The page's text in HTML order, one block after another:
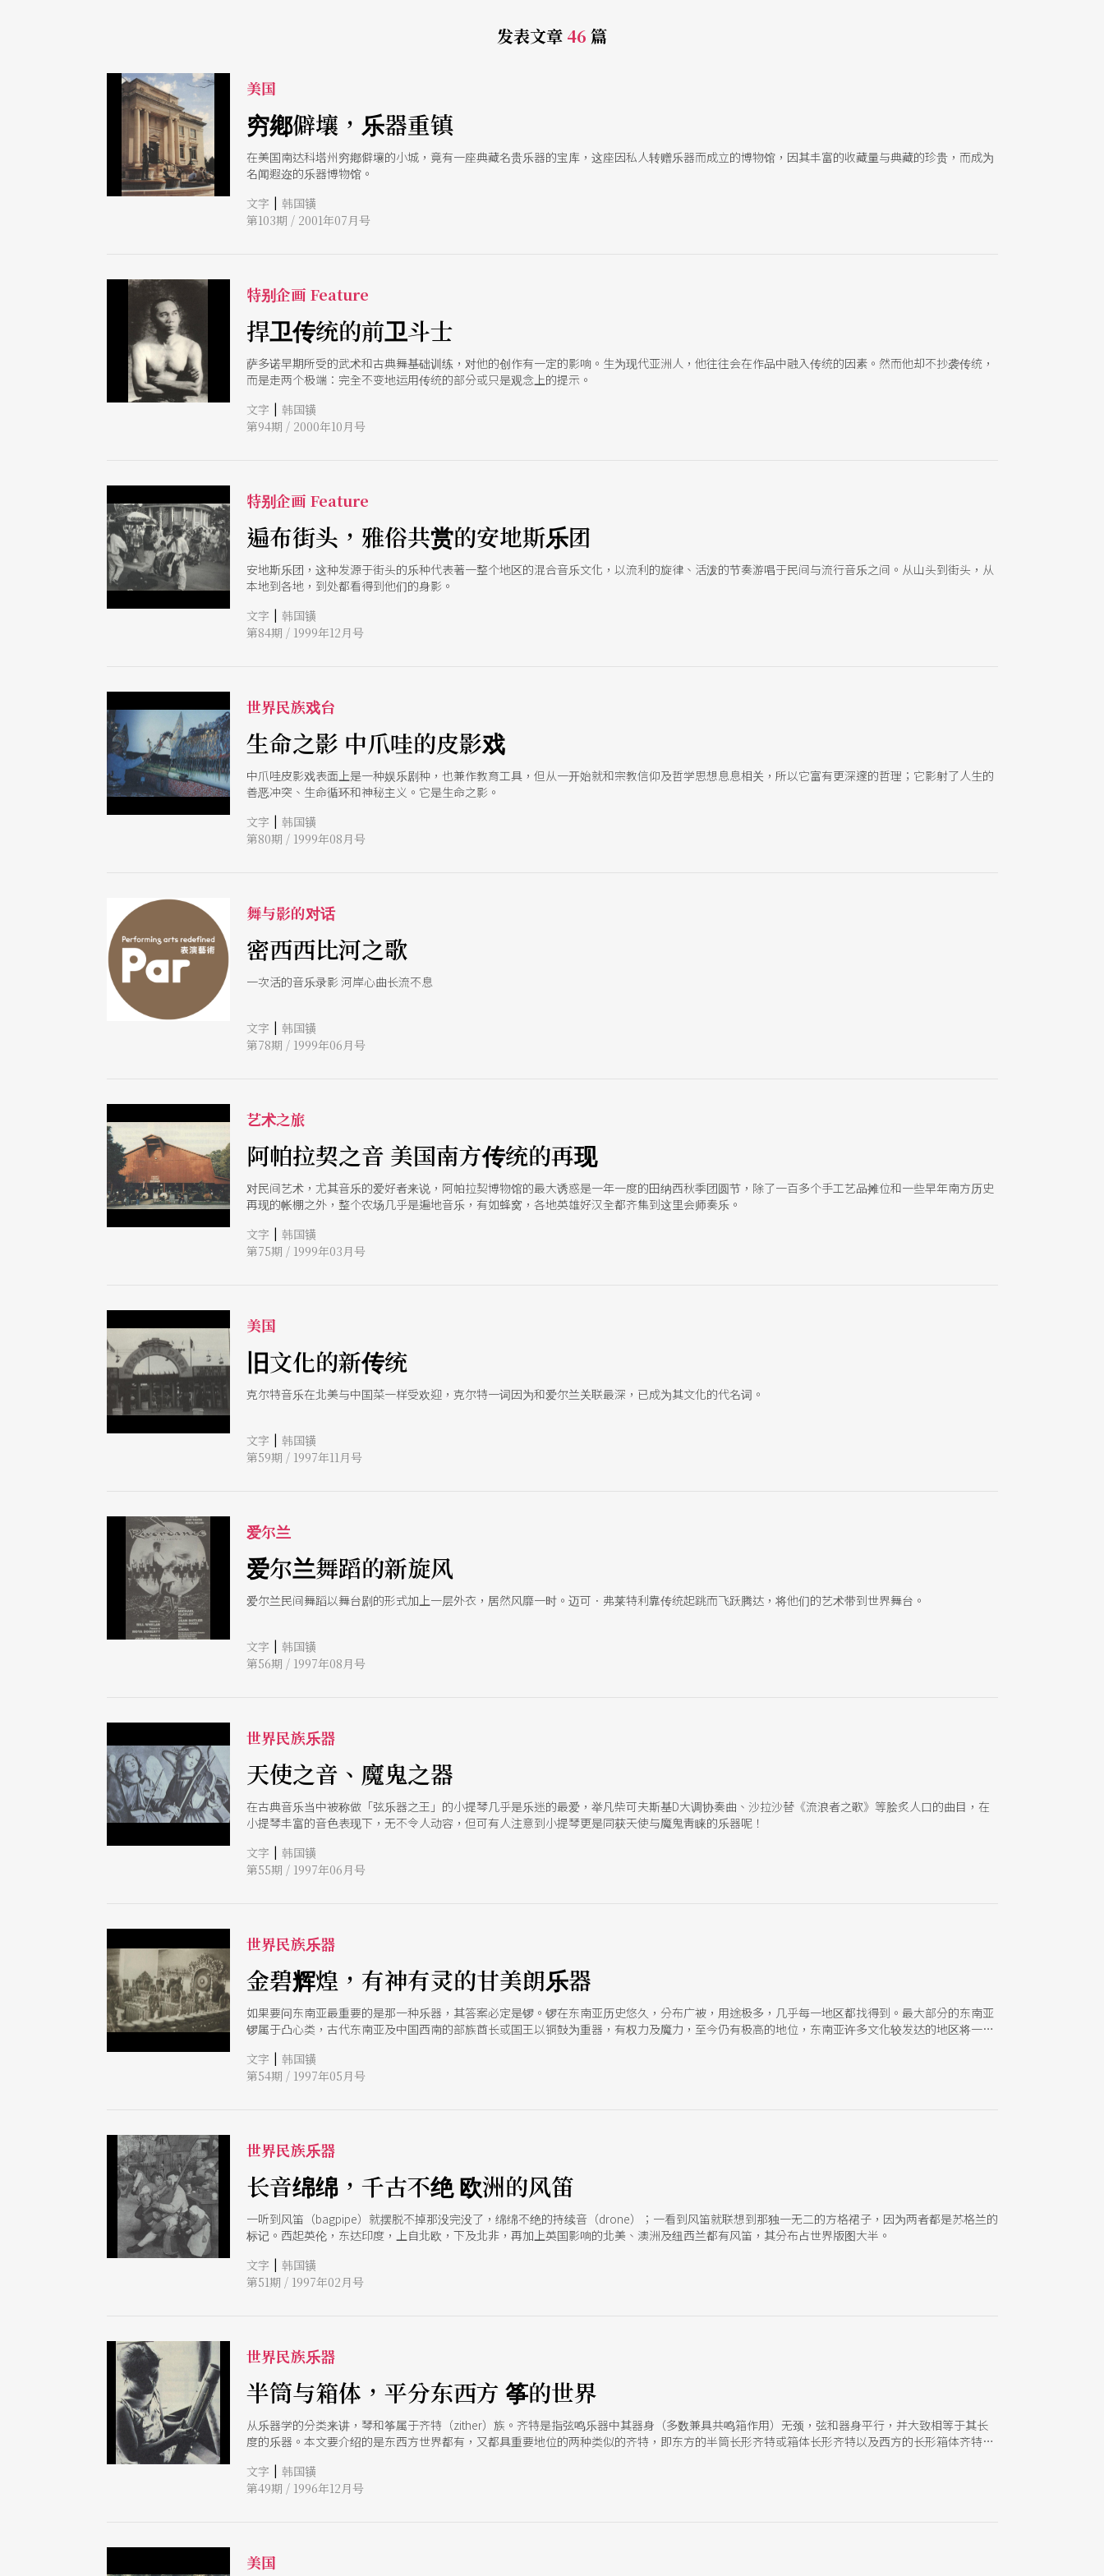
发表文章 46 篇
美国
穷鄕僻壤，乐器重镇
在美国南达科塔州穷鄕僻壤的小城，竟有一座典藏名贵乐器的宝库，这座因私人转赠乐器而成立的博物馆，因其丰富的收藏量与典藏的珍贵，而成为
名闻遐迩的乐器博物馆。
文字 | 韩国𨱑
第103期 / 2001年07月号
特别企画 Feature
捍卫传统的前卫斗士
萨多诺早期所受的武术和古典舞基础训练，对他的创作有一定的影响。生为现代亚洲人，他往往会在作品中融入传统的因素。然而他却不抄袭传统，
而是走两个极端：完全不变地运用传统的部分或只是观念上的提示。
文字 | 韩国𨱑
第94期 / 2000年10月号
特别企画 Feature
遍布街头，雅俗共赏的安地斯乐团
安地斯乐团，这种发源于街头的乐种代表著一整个地区的混合音乐文化，以流利的旋律、活泼的节奏游唱于民间与流行音乐之间。从山头到街头，从
本地到各地，到处都看得到他们的身影。
文字 | 韩国𨱑
第84期 / 1999年12月号
世界民族戏台
生命之影 中爪哇的皮影戏
中爪哇皮影戏表面上是一种娱乐剧种，也兼作教育工具，但从一开始就和宗教信仰及哲学思想息息相关，所以它富有更深邃的哲理；它影射了人生的
善恶冲突、生命循环和神秘主义。它是生命之影。
文字 | 韩国𨱑
第80期 / 1999年08月号
舞与影的对话
密西西比河之歌
一次活的音乐录影 河岸心曲长流不息
文字 | 韩国𨱑
第78期 / 1999年06月号
艺术之旅
阿帕拉契之音 美国南方传统的再现
对民间艺术，尤其音乐的爱好者来说，阿帕拉契博物馆的最大诱惑是一年一度的田纳西秋季团圆节，除了一百多个手工艺品摊位和一些早年南方历史
再现的帐棚之外，整个农场几乎是遍地音乐，有如蜂窝，各地英雄好汉全都齐集到这里会师奏乐。
文字 | 韩国𨱑
第75期 / 1999年03月号
美国
旧文化的新传统
克尔特音乐在北美与中国菜一样受欢迎，克尔特一词因为和爱尔兰关联最深，已成为其文化的代名词。
文字 | 韩国𨱑
第59期 / 1997年11月号
爱尔兰
爱尔兰舞蹈的新旋风
爱尔兰民间舞蹈以舞台剧的形式加上一层外衣，居然风靡一时。迈可．弗莱特利靠传统起跳而飞跃腾达，将他们的艺术带到世界舞台。
文字 | 韩国𨱑
第56期 / 1997年08月号
世界民族乐器
天使之音、魔鬼之器
在古典音乐当中被称做「弦乐器之王」的小提琴几乎是乐迷的最爱，举凡柴可夫斯基D大调协奏曲、沙拉沙替《流浪者之歌》等脍炙人口的曲目，在
小提琴丰富的音色表现下，无不令人动容，但可有人注意到小提琴更是同获天使与魔鬼靑睐的乐器呢！
文字 | 韩国𨱑
第55期 / 1997年06月号
世界民族乐器
金碧辉煌，有神有灵的甘美朗乐器
如果要问东南亚最重要的是那一种乐器，其答案必定是锣。锣在东南亚历史悠久，分布广被，用途极多，几乎每一地区都找得到。最大部分的东南亚
锣属于凸心类，古代东南亚及中国西南的部族酋长或国王以铜鼓为重器，有权力及魔力，至今仍有极高的地位，东南亚许多文化较发达的地区将一连
了。
文字 | 韩国𨱑
第54期 / 1997年05月号
世界民族乐器
长音绵绵，千古不绝 欧洲的风笛
一听到风笛（bagpipe）就摆脱不掉那没完没了，绵绵不绝的持续音（drone）；一看到风笛就联想到那独一无二的方格裙子，因为两者都是苏格兰的
标记。西起英伦，东达印度，上自北欧，下及北非，再加上英国影响的北美、澳洲及纽西兰都有风笛，其分布占世界版图大半。
文字 | 韩国𨱑
第51期 / 1997年02月号
世界民族乐器
半筒与箱体，平分东西方 筝的世界
从乐器学的分类来讲，琴和筝属于齐特（zither）族。齐特是指弦鸣乐器中其器身（多数兼具共鸣箱作用）无颈，弦和器身平行，并大致相等于其长
度的乐器。本文要介绍的是东西方世界都有，又都具重要地位的两种类似的齐特，即东方的半筒长形齐特或箱体长形齐特以及西方的长形箱体齐特，
文字 | 韩国𨱑
第49期 / 1996年12月号
美国